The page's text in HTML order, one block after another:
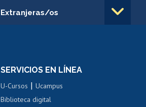
Extranjeras/os
Movilidad Estudiantil
Cursos de español
SERVICIOS EN LÍNEA
U-Cursos |Ucampus
Biblioteca digital